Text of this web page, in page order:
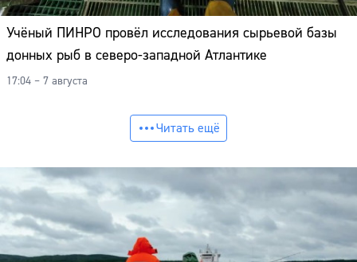
Учёный ПИНРО провёл исследования сырьевой базы
донных рыб в северо-западной Атлантике
17:04 – 7 августа
Читать ещё